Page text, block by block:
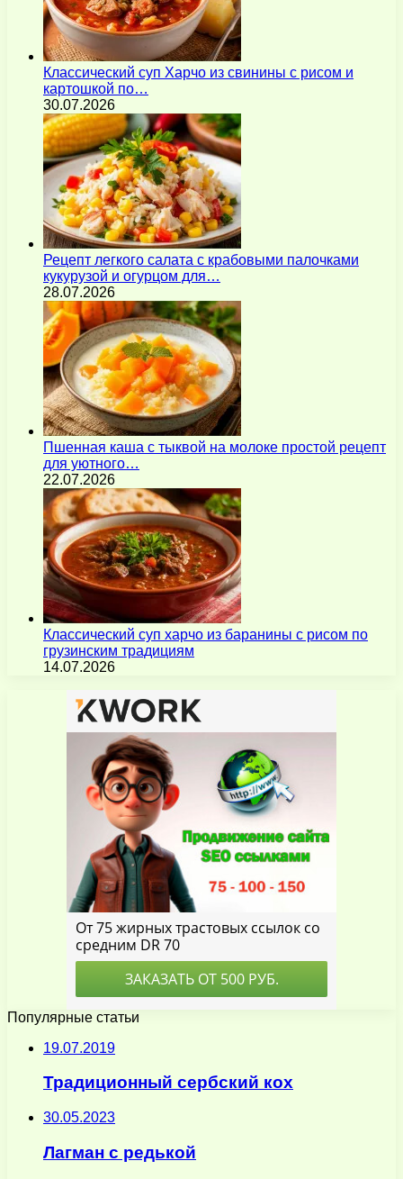
Классический суп Харчо из свинины с рисом и
картошкой по…
30.07.2026
Рецепт легкого салата с крабовыми палочками
кукурузой и огурцом для…
28.07.2026
Пшенная каша с тыквой на молоке простой рецепт
для уютного…
22.07.2026
Классический суп харчо из баранины с рисом по
грузинским традициям
14.07.2026
Популярные статьи
19.07.2019
Традиционный сербский кох
30.05.2023
Лагман с редькой